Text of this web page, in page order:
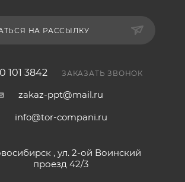
НА РАССЫЛКУ
101 3842 ЗАКАЗАТЬ ЗВОНОК
zakaz-ppt@mail.ru
info@tor-compani.ru
, ул. 2-ой Воинский
проезд 42/3